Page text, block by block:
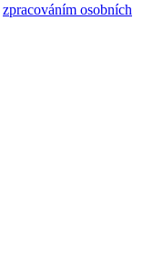
zpracováním osobních